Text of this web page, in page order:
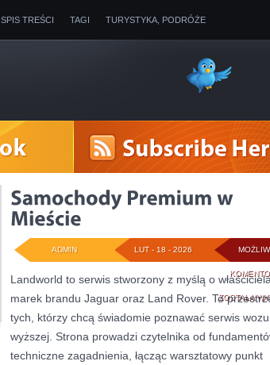
SPIS TREŚCI TAGI TURYSTYKA, PODRÓŻE
ZOSTAŁA
LUT - 18 - 2026
ADMIN
Landworld to serwis stworzony z myślą o
marek brandu Jaguar oraz Land Rover. To
tych, którzy chcą świadomie poznawać serwis
wyższej. Strona prowadzi czytelnika od
techniczne zagadnienia, łącząc warsztatowy punkt